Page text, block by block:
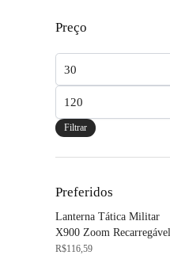
Preço
Filtrar
Preferidos
Lanterna Tática Militar
X900 Zoom Recarregável
R$116,59